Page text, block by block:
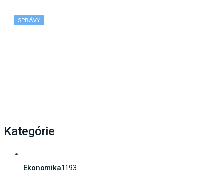
SPRÁVY
Kategórie
Ekonomika1193